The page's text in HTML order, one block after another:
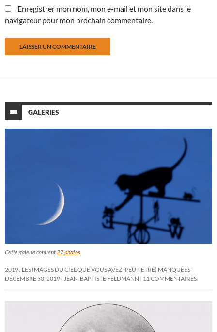
Enregistrer mon nom, mon e-mail et mon site dans le
navigateur pour mon prochain commentaire.
GALERIES
Cette galerie contient27 photos.
2019 : LES IMAGES DU CIEL QUE VOUS AVEZ (PEUT-ÊTRE) MANQUÉES
DÉCEMBRE 30, 2019 JEAN-BAPTISTE FELDMANN 11 COMMENTAIRES